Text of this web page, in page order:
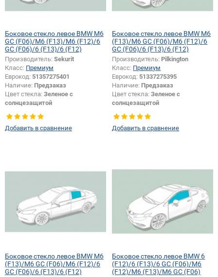
Боковое стекло левое BMW M6
GC (F06)/M6 (F13)/M6 (F12)/6
GC (F06)/6 (F13)/6 (F12)
Производитель: Sekurit
Класс: Премиум
Еврокод: 51357275401
Наличие: Предзаказ
Цвет стекла: Зеленое с
солнцезащитой
Тип стекла: Боковое стекло левое
Добавить в сравнение
Боковое стекло левое BMW M6
(F13)/M6 GC (F06)/M6 (F12)/6
GC (F06)/6 (F13)/6 (F12)
Производитель: Pilkington
Класс: Премиум
Еврокод: 51337275395
Наличие: Предзаказ
Цвет стекла:Зеленое с
солнцезащитой
Тип стекла:Боковое стекло левое
Добавить в сравнение
Боковое стекло левое BMW M6
(F13)/M6 GC (F06)/M6 (F12)/6
GC (F06)/6 (F13)/6 (F12)
Боковое стекло левое BMW 6
(F12)/6 (F13)/6 GC (F06)/M6
(F12)/M6 (F13)/M6 GC (F06)